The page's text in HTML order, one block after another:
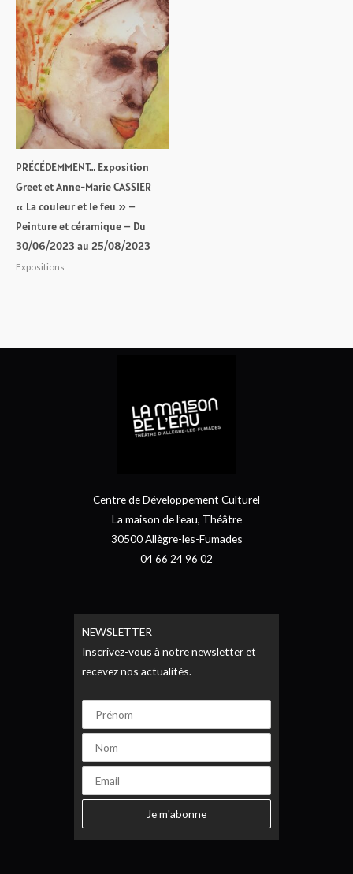
PRÉCÉDEMMENT… Exposition
Greet et Anne-Marie CASSIER
« La couleur et le feu » –
Peinture et céramique – Du
30/06/2023 au 25/08/2023
Expositions
Centre de Développement Culturel
La maison de l’eau, Théâtre
30500 Allègre-les-Fumades
04 66 24 96 02
NEWSLETTER
Inscrivez-vous à notre newsletter et
recevez nos actualités.